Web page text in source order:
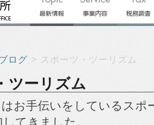
ログ > スポーツ・ツーリズム
ツーリズム
お手伝いをしているスポ
てきました。